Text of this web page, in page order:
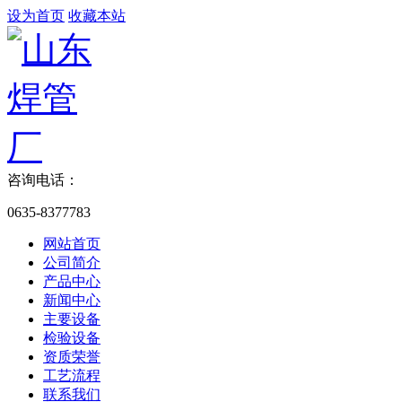
设为首页 收藏本站
咨询电话：
0635-8377783
网站首页
公司简介
产品中心
新闻中心
主要设备
检验设备
资质荣誉
工艺流程
联系我们